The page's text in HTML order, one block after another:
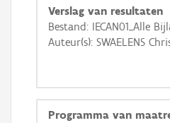
Basis Lagen
Ortho
Verslag van resultaten
Bestand: IECAN01_Alle
Auteur(s): SWAELENS
Programma van